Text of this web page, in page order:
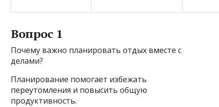
Вопрос 1
Почему важно планировать отдых вместе с
делами?
Планирование помогает избежать
переутомления и повысить общую
продуктивность.